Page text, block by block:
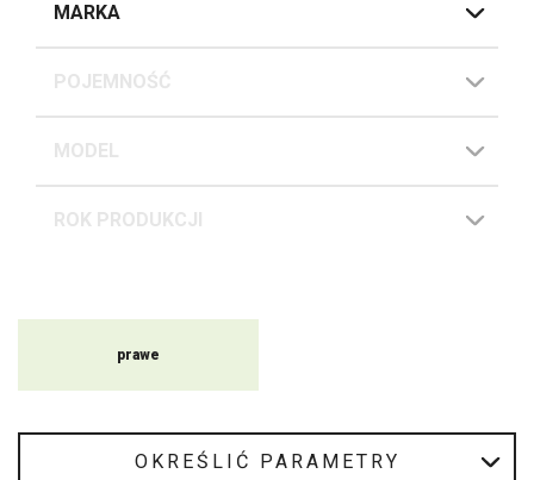
Na stronie MotoZem pomagamy motocyklistom wybrać
wybrać model, który będzie dobrze pasował do motocykla, nie
MARKA
POJEMNOŚĆ
MODEL
ROK PRODUKCJI
prawe
OKREŚLIĆ PARAMETRY